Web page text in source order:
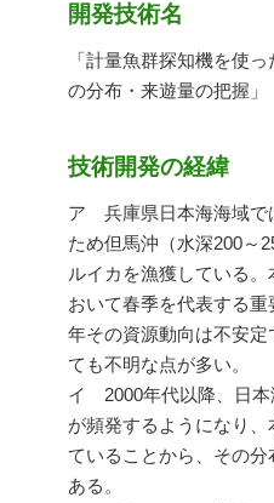
開発技術名
「計量魚群探知機を使
の分布・来遊量の把握」
技術開発の経緯
ア 兵庫県日本海海域で
ため但馬沖（水深200～
ルイカを漁獲している
おいて春季を代表する
年その資源動向は不安
ても不明な点が多い。
イ 2000年代以降、日本
が頻発するようになり
ていることから、その
ある。